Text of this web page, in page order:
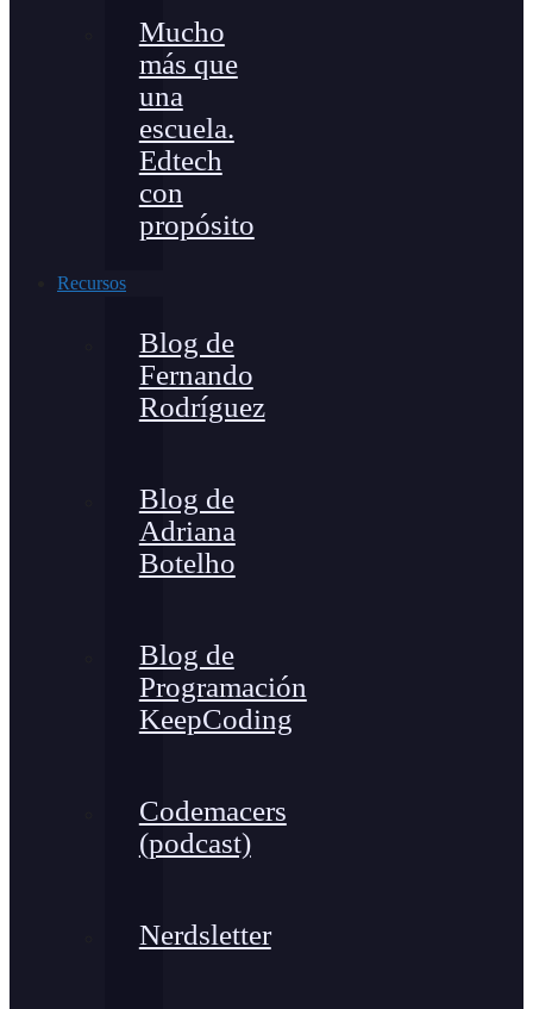
Mucho
más que
una
escuela.
Edtech
con
propósito
Recursos
Blog de
Fernando
Rodríguez
Blog de
Adriana
Botelho
Blog de
Programación
KeepCoding
Codemacers
(podcast)
Nerdsletter